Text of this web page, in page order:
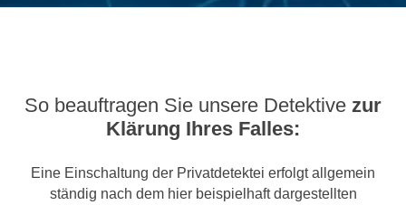
So beauftragen Sie unsere Detektive zur
Klärung Ihres Falles:
Eine Einschaltung der Privatdetektei erfolgt allgemein
ständig nach dem hier beispielhaft dargestellten